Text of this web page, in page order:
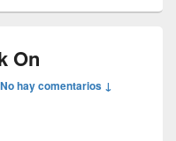
On
No hay comentarios ↓